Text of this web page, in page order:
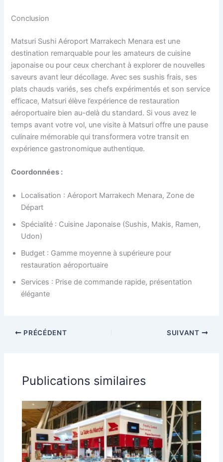
Conclusion
Matsuri Sushi Aéroport Marrakech Menara est une
destination remarquable pour les amateurs de cuisine
japonaise ou pour ceux cherchant à explorer de nouvelles
saveurs avant leur décollage. Avec ses sushis frais, ses
plats chauds variés, ses chefs expérimentés et son service
efficace, Matsuri élève l’expérience de restauration
aéroportuaire bien au-delà du standard. Si vous avez le
temps avant votre vol, une visite à Matsuri offre une pause
culinaire mémorable qui transformera votre transit en
expérience gastronomique authentique.
Coordonnées :
Localisation : Aéroport Marrakech Menara, Zone de
Départ
Spécialité : Cuisine Japonaise (Sushis, Makis, Ramen,
Udon)
Budget : Gamme moyenne à supérieure pour
restauration aéroportuaire
Services : Prise de commande rapide, présentation
élégante
PRÉCÉDENT SUIVANT
Publications similaires